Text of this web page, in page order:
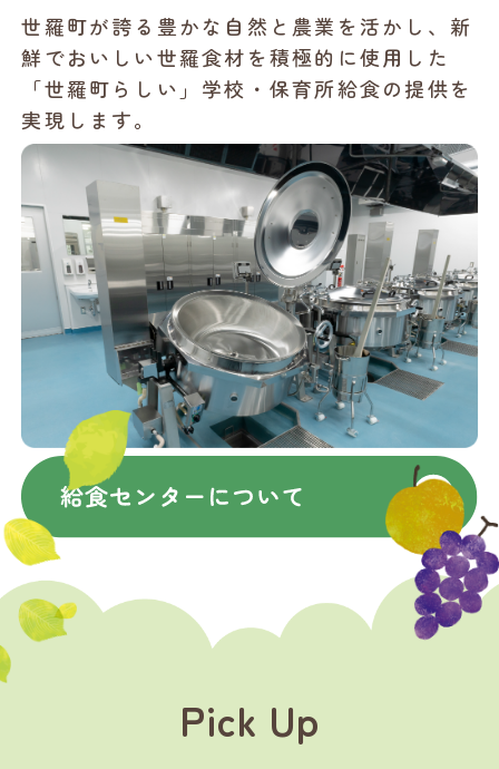
世羅町が誇る豊かな自然と農業を活かし、新
鮮でおいしい世羅食材を積極的に使用した
「世羅町らしい」学校・保育所給食の提供を
実現します。
Pick Up